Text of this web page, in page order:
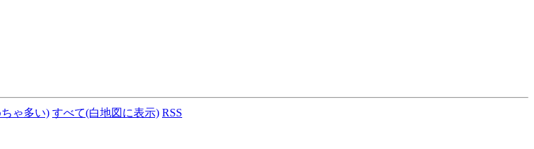
ゃ多い) すべて(白地図に表示) RSS